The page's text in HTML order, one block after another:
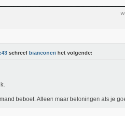
schreef bianconeri het volgende:
beboet. Alleen maar beloningen als je